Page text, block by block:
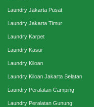
Laundry Jakarta Pusat
Laundry Jakarta Timur
Laundry Karpet
Laundry Kasur
Laundry Kiloan
Laundry Kiloan Jakarta Selatan
Laundry Peralatan Camping
Laundry Peralatan Gunung